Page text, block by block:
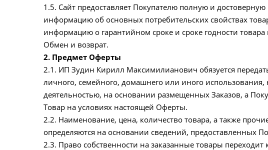
1.5. Сайт предоставляет Покупателю полную и
информацию об основных потребительских свойствах
информацию о гарантийном сроке и сроке годности товара
Обмен и возврат.
2. Предмет Оферты
2.1. ИП Зудин Кирилл Максимилианович обязуется
личного, семейного, домашнего или иного использования,
деятельностью, на основании размещенных Заказов, а
Товар на условиях настоящей Оферты.
2.2. Наименование, цена, количество товара, а также
определяются на основании сведений, предоставленных
2.3. Право собственности на заказанные товары